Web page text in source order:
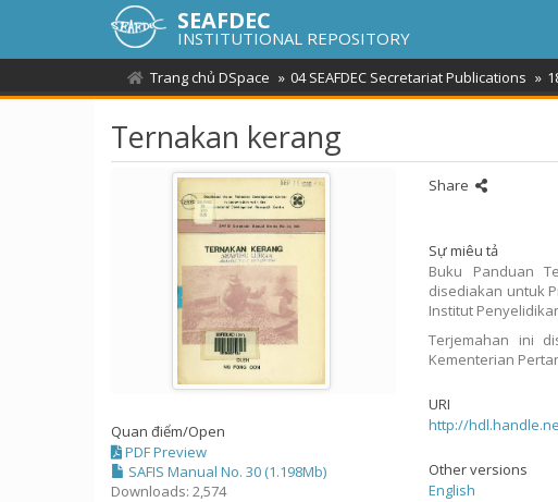
SEAFDEC
INSTITUTIONAL REPOSITORY
Trang chủ DSpace 04 SEAFDEC Secretariat Publications
Ternakan kerang
Quan điểm/Open
PDF Preview
SAFIS Manual No. 30 (1.198Mb)
Downloads: 2,574
Share
Sự miêu tả
Buku Panduan
disediakan untuk
Institut
Terjemahan ini
Kementerian
URI
http://
Other versions
English